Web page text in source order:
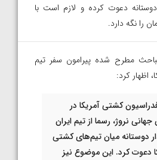
دوستانه دعوت کرده و لازم است با
را نگه دارد.
مطرح شده پیرامون سفر تیم
اظهار کرد:
کشتی آمریکا در
نروژ، رسما از تیم ایران
دوستانه میان تیم‌های کشتی
دعوت کرد. این موضوع نیز